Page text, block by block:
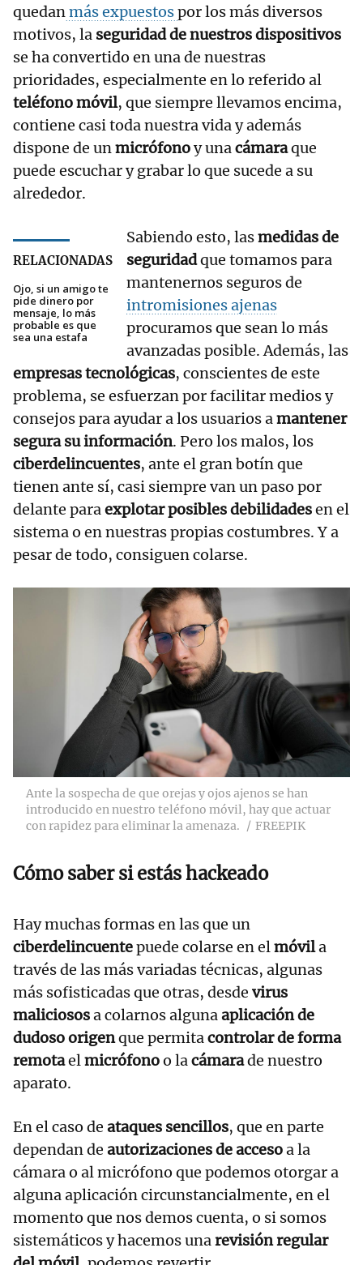
quedanmás expuestospor los más diversos
motivos, la seguridad de nuestros dispositivos
se ha convertido en una de nuestras
prioridades, especialmente en lo referido al
teléfono móvil, que siempre llevamos encima,
contiene casi toda nuestra vida y además
dispone de unmicrófonoy unacámaraque
puede escuchar y grabar lo que sucede a su
alrededor.
RELACIONADAS
Ojo, si un amigo te
pide dinero por
mensaje, lo más
probable es que
sea una estafa
Sabiendo esto, lasmedidas de
seguridadque tomamos para
mantenernos seguros de
intromisiones ajenas
procuramos que sean lo más
avanzadas posible. Además, las
empresas tecnológicas, conscientes de este
problema, se esfuerzan por facilitar medios y
consejos para ayudar a los usuarios amantener
segura su información. Pero los malos, los
ciberdelincuentes, ante el gran botín que
tienen ante sí, casi siempre van un paso por
delante paraexplotar posibles debilidadesen el
sistema o en nuestras propias costumbres. Y a
pesar de todo, consiguen colarse.
Ante la sospecha de que orejas y ojos ajenos se han
introducido en nuestro teléfono móvil, hay que actuar
con rapidez para eliminar la amenaza.
FREEPIK
Cómo saber si estás hackeado
Hay muchas formas en las que un
ciberdelincuentepuede colarse en elmóvila
través de las más variadas técnicas, algunas
más sofisticadas que otras, desde virus
maliciososa colarnos algunaaplicación de
dudoso origenque permitacontrolar de forma
remotaelmicrófonoo lacámarade nuestro
aparato.
En el caso de ataques sencillos, que en parte
dependan de autorizaciones de accesoa la
cámara o al micrófono que podemos otorgar a
alguna aplicación circunstancialmente, en el
momento que nos demos cuenta, o si somos
sistemáticos y hacemos unarevisión regular